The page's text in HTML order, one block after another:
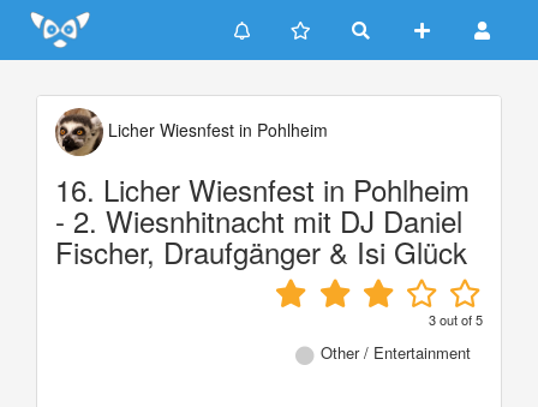
Update cookies preferences
Licher Wiesnfest in Pohlheim
16. Licher Wiesnfest in Pohlheim
- 2. Wiesnhitnacht mit DJ Daniel
Fischer, Draufgänger & Isi Glück
3out of5
Other / Entertainment